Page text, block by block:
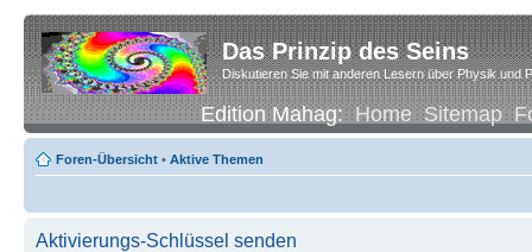
Das Prinzip des Seins
Diskutieren Sie mit anderen Lesern über Physik und
Edition Mahag:Home Sitemap
Foren-Übersicht • Aktive Themen
Aktivierungs-Schlüssel senden